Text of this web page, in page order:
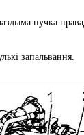
пучка
запальвання.